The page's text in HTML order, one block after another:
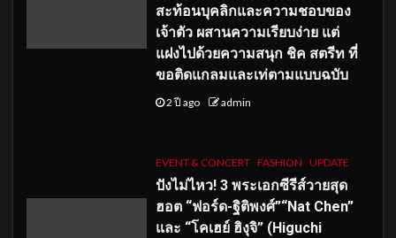
สะท้อนบุคลิกและความชอบของ
เจ้าตัว ผสานความเรียบง่าย แต่
แฝงไปด้วยความสนุก ชิค สตรีท ที่
ขอติดแกลมและเท่ตามแบบฉบับ
2 ปี ago admin
EVENT & CONCERT FASHION UPDATE
ปังไม่ไหว! 3 พระเอกซีรีส์วายสุด
ฮอต “ฟอร์ด-ฐิติพงศ์”“Nat Chen”
และ “โคเฮย์ ฮิงุจิ” (Higuchi